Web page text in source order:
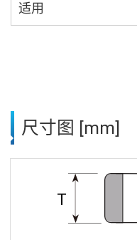
适用
尺寸图 [mm]